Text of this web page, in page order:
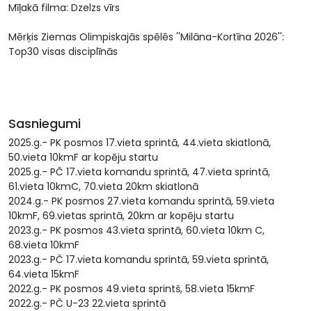
Mīļakā filma: Dzelzs vīrs
Mērķis Ziemas Olimpiskajās spēlēs ''Milāna-Kortīna 2026'':
Top30 visas disciplīnās
Sasniegumi
2025.g.- PK posmos 17.vieta sprintā, 44.vieta skiatlonā,
50.vieta 10kmF ar kopēju startu
2025.g.- PČ 17.vieta komandu sprintā, 47.vieta sprintā,
61.vieta 10kmC, 70.vieta 20km skiatlonā
2024.g.- PK posmos 27.vieta komandu sprintā, 59.vieta
10kmF, 69.vietas sprintā, 20km ar kopēju startu
2023.g.- PK posmos 43.vieta sprintā, 60.vieta 10km C,
68.vieta 10kmF
2023.g.- PČ 17.vieta komandu sprintā, 59.vieta sprintā,
64.vieta 15kmF
2022.g.- PK posmos 49.vieta sprintš, 58.vieta 15kmF
2022.g.- PČ U-23 22.vieta sprintā